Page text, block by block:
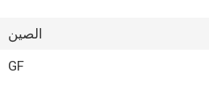
الصين
GF